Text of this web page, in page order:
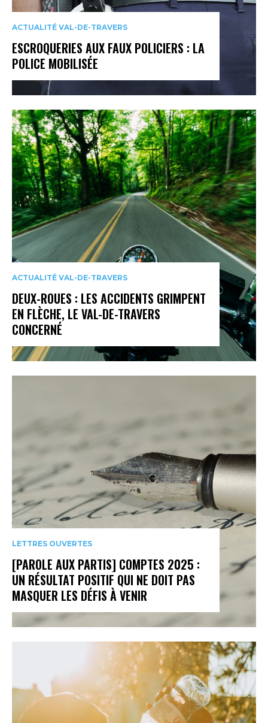
ACTUALITÉ VAL-DE-TRAVERS
ESCROQUERIES AUX FAUX POLICIERS : LA
POLICE MOBILISÉE
ACTUALITÉ VAL-DE-TRAVERS
DEUX-ROUES : LES ACCIDENTS GRIMPENT
EN FLÈCHE, LE VAL-DE-TRAVERS
CONCERNÉ
LETTRES OUVERTES
[PAROLE AUX PARTIS] COMPTES 2025 :
UN RÉSULTAT POSITIF QUI NE DOIT PAS
MASQUER LES DÉFIS À VENIR